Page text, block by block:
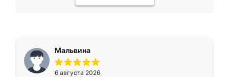
Мальвина
6 августа 2026